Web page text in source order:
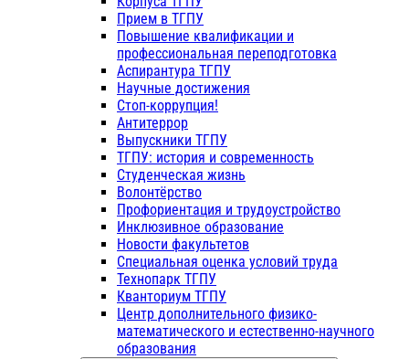
Прием в ТГПУ
Повышение квалификации и
профессиональная переподготовка
Аспирантура ТГПУ
Научные достижения
Стоп-коррупция!
Антитеррор
Выпускники ТГПУ
ТГПУ: история и современность
Студенческая жизнь
Волонтёрство
Профориентация и трудоустройство
Инклюзивное образование
Новости факультетов
Специальная оценка условий труда
Технопарк ТГПУ
Кванториум ТГПУ
Центр дополнительного физико-
математического и естественно-научного
образования